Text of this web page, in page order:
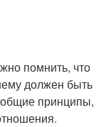
помнить, что
должен быть
принципы,